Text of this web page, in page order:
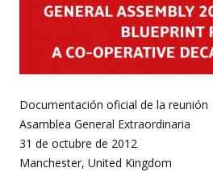
Documentación oficial de la reunión
Asamblea General Extraordinaria
31 de octubre de 2012
Manchester, United Kingdom